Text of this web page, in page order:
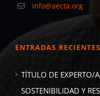
info@aecta.org
ENTRADAS RECIENTES
TÍTULO DE EXPERTO/
SOSTENIBILIDAD Y